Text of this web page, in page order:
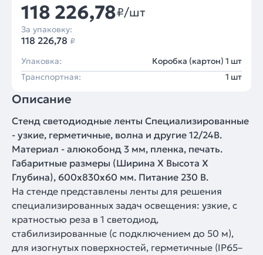
118 226,78₽/шт
За упаковку:
118 226,78 ₽
Упаковка:
Коробка (картон) 1 шт
Транспортная:
1 шт
Описание
Стенд светодиодные ленты Специализированные
- узкие, герметичные, волна и другие 12/24В.
Материал - алюкобонд 3 мм, пленка, печать.
Габаритные размеры (Ширина Х Высота Х
Глубина), 600х830х60 мм. Питание 230 В.
На стенде представлены ленты для решения
специализированных задач освещения: узкие, с
кратностью реза в 1 светодиод,
стабилизированные (с подключением до 50 м),
для изогнутых поверхностей, герметичные (IP65–